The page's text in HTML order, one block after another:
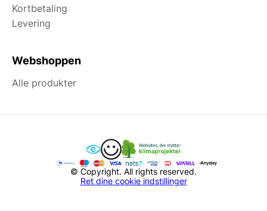
Kortbetaling
Levering
Webshoppen
Alle produkter
© Copyright. All rights reserved.
Ret dine cookie indstillinger